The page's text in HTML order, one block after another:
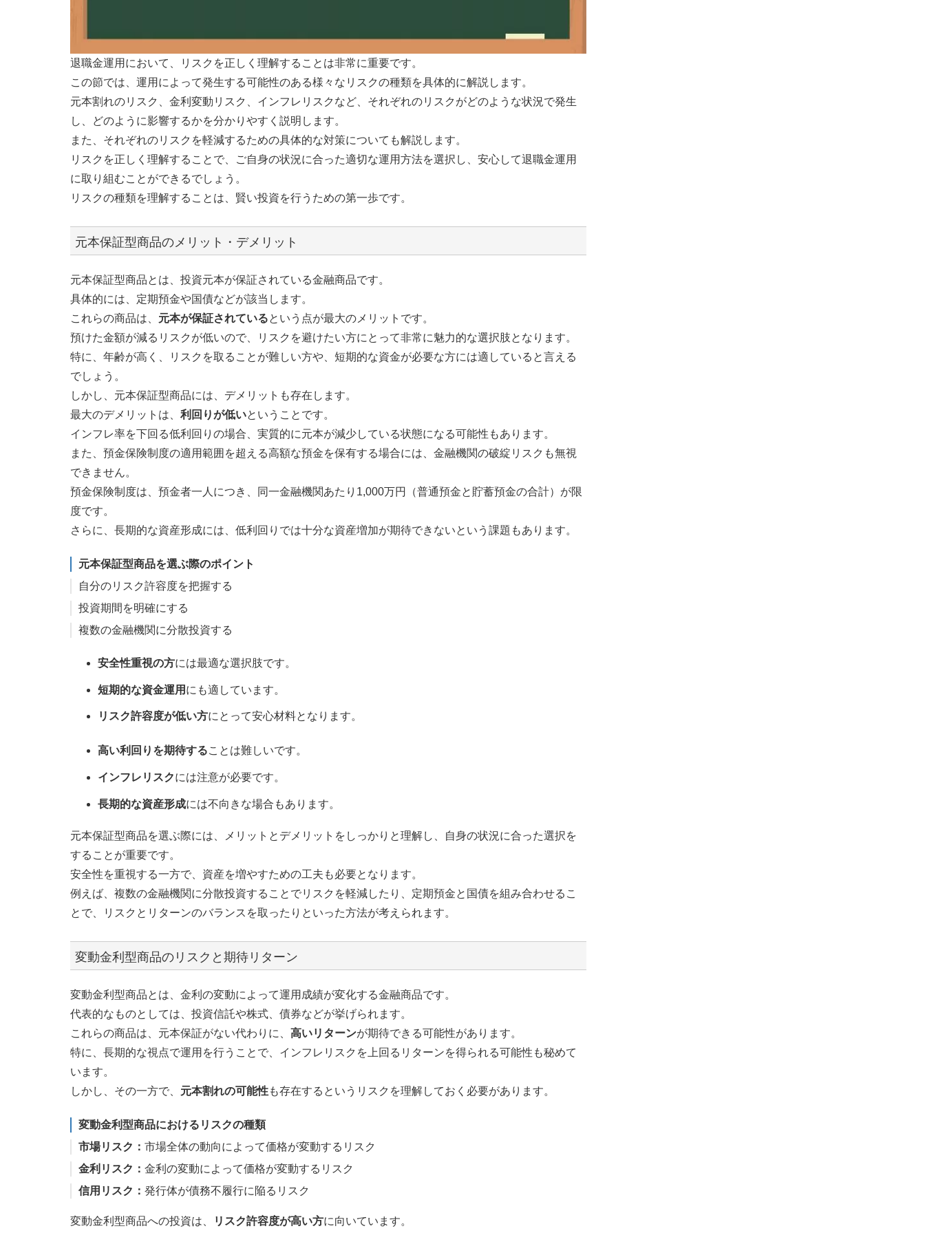
退職金運用において、リスクを正しく理解することは非常に重要です。
この節では、運用によって発生する可能性のある様々なリスクの種類を具体的に解説します。
元本割れのリスク、金利変動リスク、インフレリスクなど、それぞれのリスクがどのような状況で発生
し、どのように影響するかを分かりやすく説明します。
また、それぞれのリスクを軽減するための具体的な対策についても解説します。
リスクを正しく理解することで、ご自身の状況に合った適切な運用方法を選択し、安心して退職金運用
に取り組むことができるでしょう。
リスクの種類を理解することは、賢い投資を行うための第一歩です。
元本保証型商品のメリット・デメリット
元本保証型商品とは、投資元本が保証されている金融商品です。
具体的には、定期預金や国債などが該当します。
これらの商品は、 元本が保証されているという点が最大のメリットです。
預けた金額が減るリスクが低いので、リスクを避けたい方にとって非常に魅力的な選択肢となります。
特に、年齢が高く、リスクを取ることが難しい方や、短期的な資金が必要な方には適していると言える
でしょう。
しかし、元本保証型商品には、デメリットも存在します。
最大のデメリットは、 利回りが低いということです。
インフレ率を下回る低利回りの場合、実質的に元本が減少している状態になる可能性もあります。
また、預金保険制度の適用範囲を超える高額な預金を保有する場合には、金融機関の破綻リスクも無視
できません。
預金保険制度は、預金者一人につき、同一金融機関あたり1,000万円（普通預金と貯蓄預金の合計）が限
度です。
さらに、長期的な資産形成には、低利回りでは十分な資産増加が期待できないという課題もあります。
元本保証型商品を選ぶ際のポイント
自分のリスク許容度を把握する
投資期間を明確にする
複数の金融機関に分散投資する
安全性重視の方には最適な選択肢です。
短期的な資金運用 にも適しています。
リスク許容度が低い方にとって安心材料となります。
高い利回りを期待することは難しいです。
インフレリスクには注意が必要です。
長期的な資産形成には不向きな場合もあります。
元本保証型商品を選ぶ際には、メリットとデメリットをしっかりと理解し、自身の状況に合った選択を
することが重要です。
安全性を重視する一方で、資産を増やすための工夫も必要となります。
例えば、複数の金融機関に分散投資することでリスクを軽減したり、定期預金と国債を組み合わせるこ
とで、リスクとリターンのバランスを取ったりといった方法が考えられます。
変動金利型商品のリスクと期待リターン
変動金利型商品とは、金利の変動によって運用成績が変化する金融商品です。
代表的なものとしては、投資信託や株式、債券などが挙げられます。
これらの商品は、元本保証がない代わりに、 高いリターンが期待できる可能性があります。
特に、長期的な視点で運用を行うことで、インフレリスクを上回るリターンを得られる可能性も秘めて
います。
しかし、その一方で、 元本割れの可能性も存在するというリスクを理解しておく必要があります。
変動金利型商品におけるリスクの種類
市場リスク： 市場全体の動向によって価格が変動するリスク
金利リスク： 金利の変動によって価格が変動するリスク
信用リスク： 発行体が債務不履行に陥るリスク
変動金利型商品への投資は、 リスク許容度が高い方に向いています。